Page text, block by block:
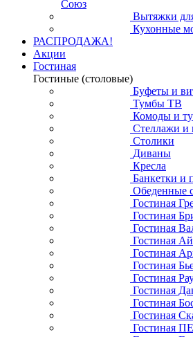
Союз
Вытяжки
Кухонные
РАСПРОДАЖА!
Акции
Гостиная
Гостиные (столовые)
Буфеты и
Тумбы ТВ
Комоды и
Стеллажи и
Столики
Диваны
Кресла
Банкетки и
Обеденные
Гостиная
Гостиная
Гостиная
Гостиная
Гостиная
Гостиная
Гостиная
Гостиная
Гостиная
Гостиная
Гостиная